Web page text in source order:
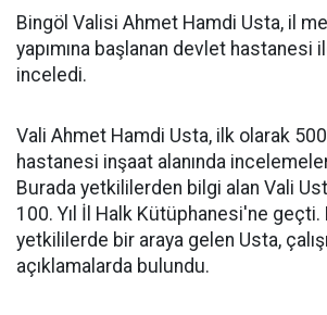
Bingöl Valisi Ahmet Hamdi Usta, il
yapımına başlanan devlet hastanesi
inceledi.
Vali Ahmet Hamdi Usta, ilk olarak
hastanesi inşaat alanında
Burada yetkililerden bilgi alan Vali
100. Yıl İl Halk Kütüphanesi'ne geçti.
yetkililerde bir araya gelen Usta,
açıklamalarda bulundu.